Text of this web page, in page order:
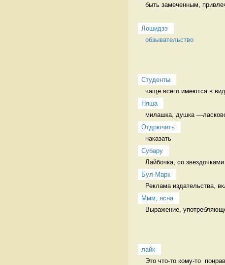
быть замеченным,
Лошидзэ
обзывательство
Студенты
чаще всего имеются в
Няша
милашка, душка
Отдрючить
наказать
Cубару
Лайбочка, со
Бул-Марк
Реклама издательства,
Ммм, ясна
Выражение,
лайк
Это что-то кому-то